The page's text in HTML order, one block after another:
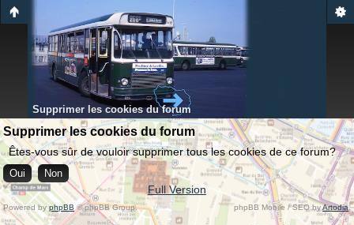
Supprimer les cookies du forum
Supprimer les cookies du forum
Êtes-vous sûr de vouloir supprimer tous les cookies de ce forum?
Full Version
Powered byphpBB © phpBB Group. phpBB Mobile / SEO byArtodia.